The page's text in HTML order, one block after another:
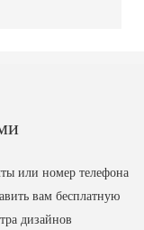
или номер телефона
вам бесплатную
дизайнов